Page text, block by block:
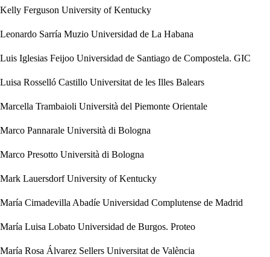
Kelly Ferguson University of Kentucky
Leonardo Sarría Muzio Universidad de La Habana
Luis Iglesias Feijoo Universidad de Santiago de Compostela. GIC
Luisa Rosselló Castillo Universitat de les Illes Balears
Marcella Trambaioli Università del Piemonte Orientale
Marco Pannarale Università di Bologna
Marco Presotto Università di Bologna
Mark Lauersdorf University of Kentucky
María Cimadevilla Abadíe Universidad Complutense de Madrid
María Luisa Lobato Universidad de Burgos. Proteo
María Rosa Álvarez Sellers Universitat de València